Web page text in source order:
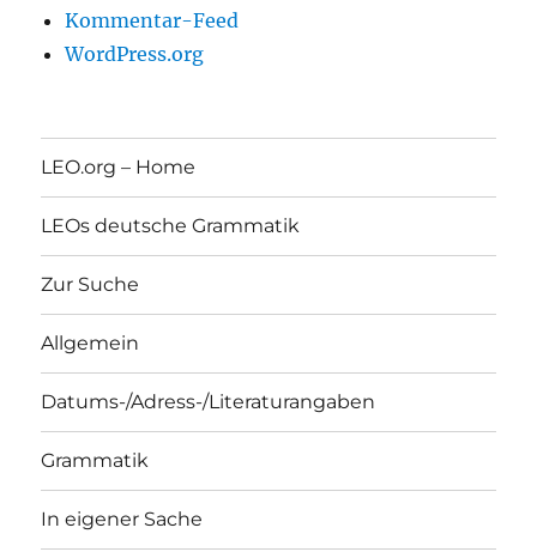
Kommentar-Feed
WordPress.org
LEO.org – Home
LEOs deutsche Grammatik
Zur Suche
Allgemein
Datums-/Adress-/Literaturangaben
Grammatik
In eigener Sache